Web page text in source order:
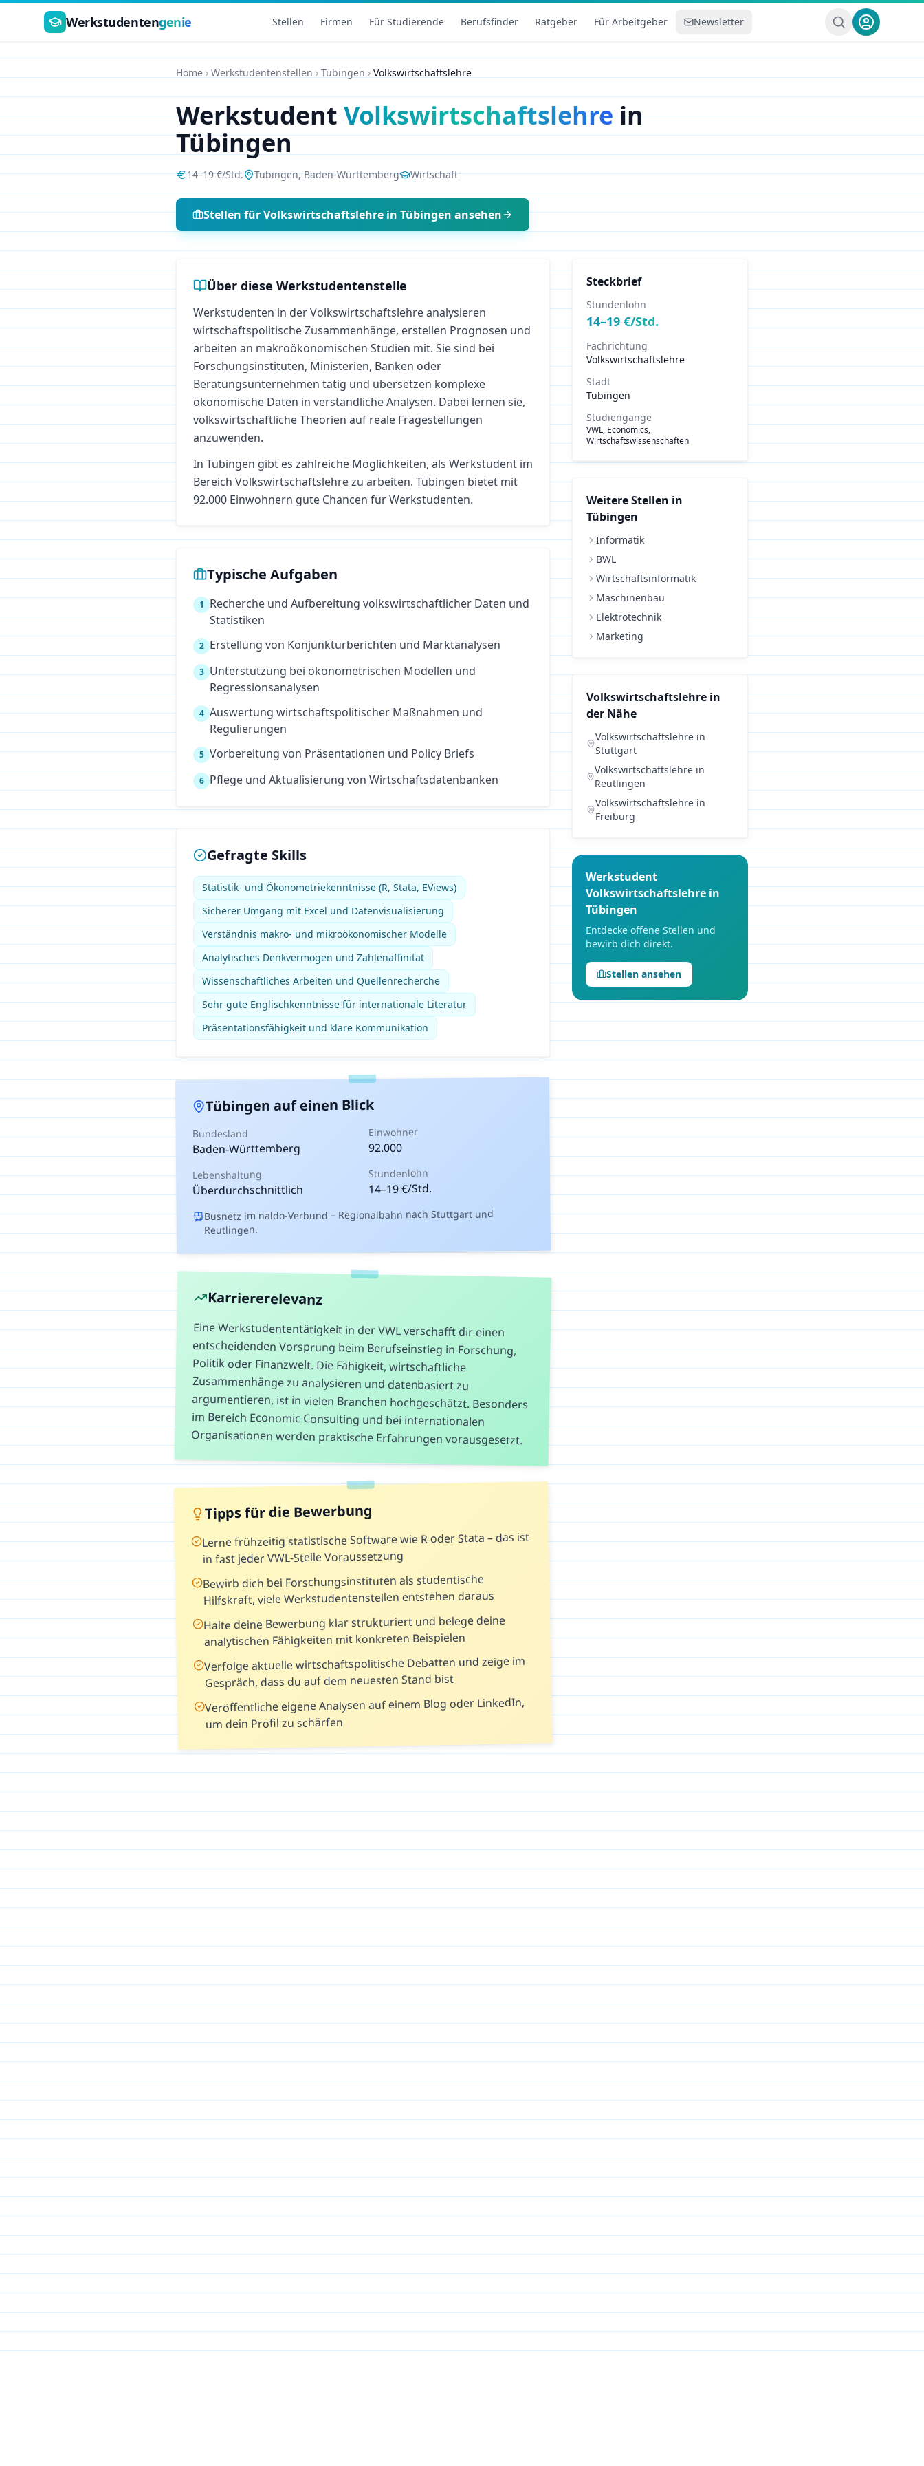
Zum Hauptinhalt springen
Werkstudentengenie Stellen Firmen Für Studierende Berufsfinder Ratgeber Für Arbeitgeber Newsletter
Home Werkstudentenstellen Tübingen Volkswirtschaftslehre
WerkstudentVolkswirtschaftslehrein
Tübingen
14–19€/Std. Tübingen,Baden-Württemberg Wirtschaft
Stellen fürVolkswirtschaftslehre in Tübingen ansehen
Über diese Werkstudentenstelle
Werkstudenten in der Volkswirtschaftslehre analysieren
wirtschaftspolitische Zusammenhänge, erstellen Prognosen und
arbeiten an makroökonomischen Studien mit. Sie sind bei
Forschungsinstituten, Ministerien, Banken oder
Beratungsunternehmen tätig und übersetzen komplexe
ökonomische Daten in verständliche Analysen. Dabei lernen sie,
volkswirtschaftliche Theorien auf reale Fragestellungen
anzuwenden.
In Tübingen gibt es zahlreiche Möglichkeiten, als Werkstudent im
Bereich Volkswirtschaftslehrezu arbeiten. Tübingen bietet mit
92.000 Einwohnern gute Chancen für Werkstudenten.
Typische Aufgaben
1
Recherche und Aufbereitung volkswirtschaftlicher Daten und
Statistiken
2 Erstellung von Konjunkturberichten und Marktanalysen
3 Unterstützung bei ökonometrischen Modellen und
Regressionsanalysen
4 Auswertung wirtschaftspolitischer Maßnahmen und
Regulierungen
5 Vorbereitung von Präsentationen und Policy Briefs
6 Pflege und Aktualisierung von Wirtschaftsdatenbanken
Gefragte Skills
Statistik- und Ökonometriekenntnisse (R, Stata, EViews)
Sicherer Umgang mit Excel und Datenvisualisierung
Verständnis makro- und mikroökonomischer Modelle
Analytisches Denkvermögen und Zahlenaffinität
Wissenschaftliches Arbeiten und Quellenrecherche
Sehr gute Englischkenntnisse für internationale Literatur
Präsentationsfähigkeit und klare Kommunikation
Tübingen auf einen Blick
Bundesland
Baden-Württemberg
Einwohner
92.000
Lebenshaltung
Überdurchschnittlich
Stundenlohn
14–19€/Std.
Busnetz im naldo-Verbund – Regionalbahn nach Stuttgart und
Reutlingen.
Karriererelevanz
Eine Werkstudententätigkeit in der VWL verschafft dir einen
entscheidenden Vorsprung beim Berufseinstieg in Forschung,
Politik oder Finanzwelt. Die Fähigkeit, wirtschaftliche
Zusammenhänge zu analysieren und datenbasiert zu
argumentieren, ist in vielen Branchen hochgeschätzt. Besonders
im Bereich Economic Consulting und bei internationalen
Organisationen werden praktische Erfahrungen vorausgesetzt.
Tipps für die Bewerbung
Lerne frühzeitig statistische Software wie R oder Stata – das ist
in fast jeder VWL-Stelle Voraussetzung
Bewirb dich bei Forschungsinstituten als studentische
Hilfskraft, viele Werkstudentenstellen entstehen daraus
Halte deine Bewerbung klar strukturiert und belege deine
analytischen Fähigkeiten mit konkreten Beispielen
Verfolge aktuelle wirtschaftspolitische Debatten und zeige im
Gespräch, dass du auf dem neuesten Stand bist
Veröffentliche eigene Analysen auf einem Blog oder LinkedIn,
um dein Profil zu schärfen
Steckbrief
Stundenlohn
14–19 €/Std.
Fachrichtung
Volkswirtschaftslehre
Stadt
Tübingen
Studiengänge
VWL, Economics,
Wirtschaftswissenschaften
Weitere Stellen in
Tübingen
Informatik
BWL
Wirtschaftsinformatik
Maschinenbau
Elektrotechnik
Marketing
Volkswirtschaftslehre in
der Nähe
Volkswirtschaftslehrein
Stuttgart
Volkswirtschaftslehrein
Reutlingen
Volkswirtschaftslehrein
Freiburg
Werkstudent
Volkswirtschaftslehre in
Tübingen
Entdecke offene Stellen und
bewirb dich direkt.
Stellen ansehen